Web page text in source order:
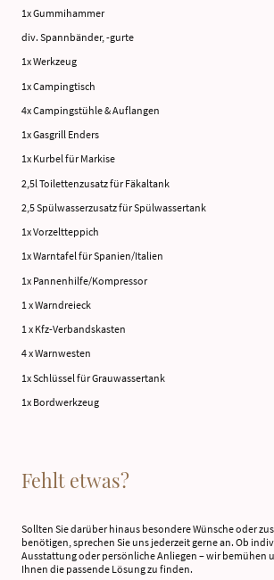
1x Gummihammer
div. Spannbänder, -gurte
1x Werkzeug
1x Campingtisch
4x Campingstühle & Auflangen
1x Gasgrill Enders
1x Kurbel für Markise
2,5l Toilettenzusatz für Fäkaltank
2,5 Spülwasserzusatz für Spülwassertank
1x Vorzeltteppich
1x Warntafel für Spanien/Italien
1x Pannenhilfe/Kompressor
1 x Warndreieck
1 x Kfz-Verbandskasten
4 x Warnwesten
1x Schlüssel für Grauwassertank
1x Bordwerkzeug
Fehlt etwas?
Sollten Sie darüber hinaus besondere Wünsche oder
benötigen, sprechen Sie uns jederzeit gerne an. Ob
Ausstattung oder persönliche Anliegen – wir bemühen
Ihnen die passende Lösung zu finden.